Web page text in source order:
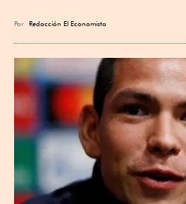
Por Redacción El Economista